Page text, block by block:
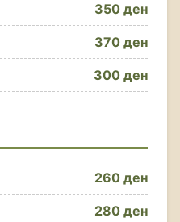
350 ден
370 ден
300 ден
260 ден
280 ден